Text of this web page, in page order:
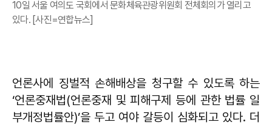
10일 서울 여의도 국회에서 문화체육관광위원회 전체회의가 열리고
있다. [사진=연합뉴스]
언론사에 징벌적 손해배상을 청구할 수 있도록 하는
‘언론중재법(언론중재 및 피해구제 등에 관한 법률 일
부개정법률안)’을 두고 여야 갈등이 심화되고 있다. 더